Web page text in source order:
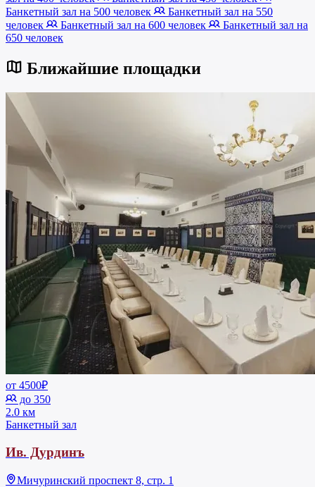
Банкетный зал на 500 человек
Банкетный зал на 550
человек
Банкетный зал на 600 человек
Банкетный зал на
650 человек
Ближайшие площадки
от 4500₽
до 350
2.0 км
Банкетный зал
Ив. Дурдинъ
Мичуринский проспект 8, стр. 1